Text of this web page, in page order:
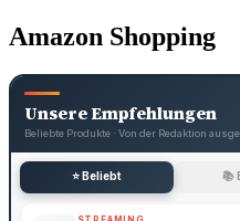
Amazon Shopping
Unsere Empfehlungen
Beliebte Produkte · Von der Redaktion
⭐ Beliebt 📚